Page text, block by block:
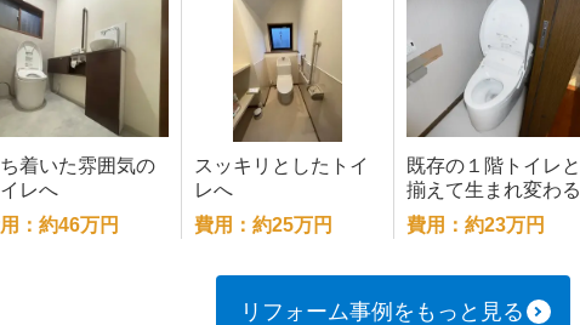
着いた雰囲気の
イレへ
：約46万円
スッキリとしたトイ
レへ
費用：約25万円
既存の１階トイレと
揃えて生まれ変わる
２階トイレリフォー
ム
費用：約23万円
リフォーム事例をもっと見る